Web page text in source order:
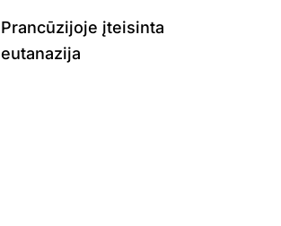
Prancūzijoje įteisinta
eutanazija